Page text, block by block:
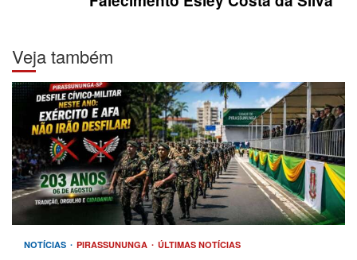
Veja também
NOTÍCIAS PIRASSUNUNGA ÚLTIMAS NOTÍCIAS